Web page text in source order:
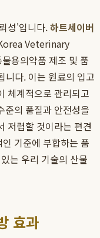
성'입니다.하트세이버
Veterinary
용의약품 제조 및 품
니다. 이는 원료의 입고
체계적으로 관리되고
준의 품질과 안전성을
저렴할 것이라는 편견
기준에 부합하는 품
는 우리 기술의 산물
효과